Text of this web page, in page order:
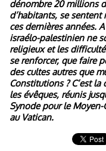
dénombre 20 millions
d’habitants, se sentent
ces dernières années.
israélo-palestinien ne
religieux et les
se renforcer, que faire
des cultes autres que
Constitutions ? C’est
les évêques, réunis
Synode pour le
au Vatican.